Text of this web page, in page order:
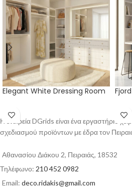
Elegant White Dressing Room
Η εταιρεία DGrids είναι ένα εργαστήριο
σχεδιασμού προϊόντων με έδρα τον
Αθανασίου Διάκου 2, Πειραιάς, 18532
Τηλέφωνο: 210 452 0982
Email: deco.ridakis@gmail.com